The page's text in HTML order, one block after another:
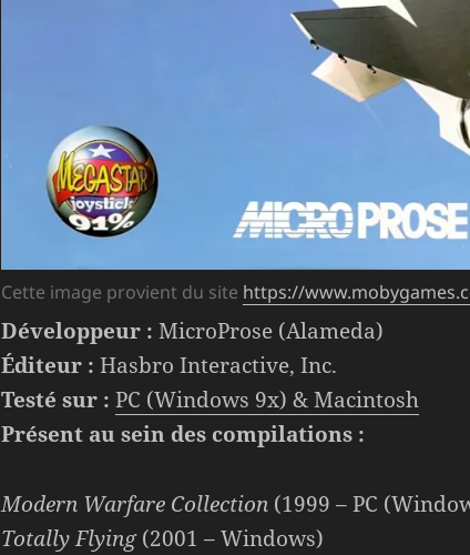
Cette image provient du site https://
Développeur : MicroProse (Alameda)
Éditeur : Hasbro Interactive, Inc.
Testé sur : PC (Windows 9x) & Macintosh
Présent au sein des compilations :
Modern Warfare Collection (1999 – PC
Totally Flying(2001 – Windows)